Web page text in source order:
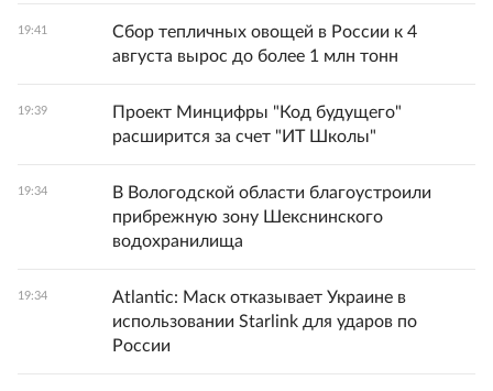
19:41
Сбор тепличных овощей в России к 4
августа вырос до более 1 млн тонн
19:39
Проект Минцифры "Код будущего"
расширится за счет "ИТ Школы"
19:34
В Вологодской области благоустроили
прибрежную зону Шекснинского
водохранилища
19:34
Atlantic: Маск отказывает Украине в
использовании Starlink для ударов по
России